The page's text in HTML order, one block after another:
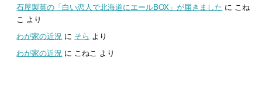
石屋製菓の「白い恋人で北海道にエールBOX」が届きました に こね
こ より
わが家の近況 に そら より
わが家の近況 に こねこ より